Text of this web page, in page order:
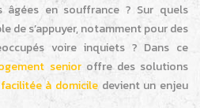
âgées en souffrance ? Sur quels
de s’appuyer, notamment pour des
voire inquiets ? Dans ce
senioroffre des solutions
à domiciledevient un enjeu